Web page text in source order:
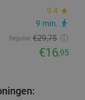
9.4 star
9 min. directions_walk
Regulier €29,75
€16,95